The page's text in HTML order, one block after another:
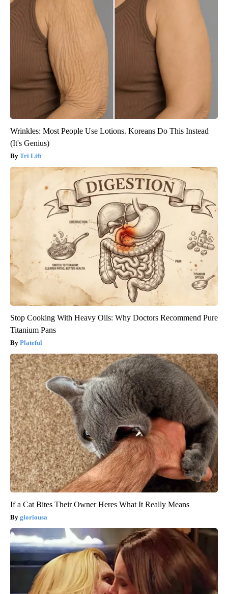
Wrinkles: Most People Use Lotions. Koreans Do This Instead
(It's Genius)
Tri Lift
Stop Cooking With Heavy Oils: Why Doctors Recommend Pure
Titanium Pans
Plateful
If a Cat Bites Their Owner Heres What It Really Means
gloriousa